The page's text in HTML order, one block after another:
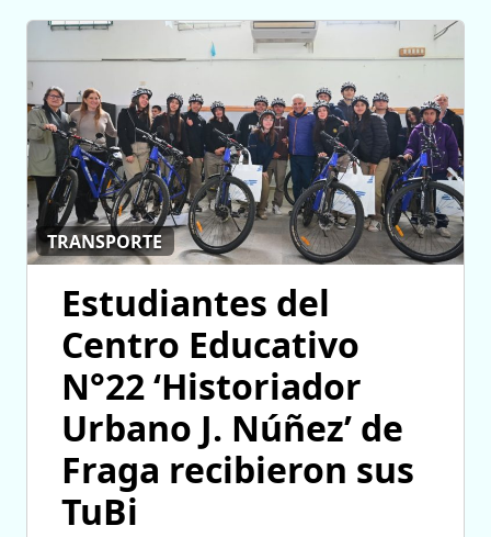
TRANSPORTE
Estudiantes del
Centro Educativo
N°22 ‘Historiador
Urbano J. Núñez’ de
Fraga recibieron sus
TuBi